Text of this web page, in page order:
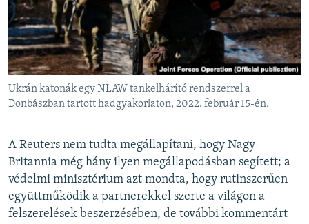
Ukrán katonák egy NLAW tankelhárító rendszerrel a
Donbászban tartott hadgyakorlaton, 2022. február 15-én.
A Reuters nem tudta megállapítani, hogy Nagy-
Britannia még hány ilyen megállapodásban segített; a
védelmi minisztérium azt mondta, hogy rutinszerűen
együttműködik a partnerekkel szerte a világon a
felszerelések beszerzésében, de további kommentárt